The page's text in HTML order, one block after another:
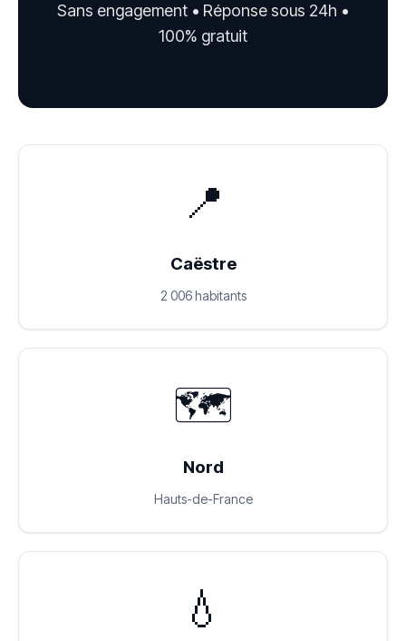
Sans engagement • Réponse sous 24h •
100% gratuit
📍
Caëstre
2 006 habitants
🗺️
Nord
Hauts-de-France
💧